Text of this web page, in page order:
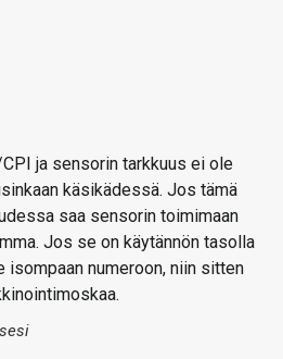
ja sensorin tarkkuus ei ole
käsikädessä. Jos tämä
saa sensorin toimimaan
Jos se on käytännön tasolla
isompaan numeroon, niin sitten